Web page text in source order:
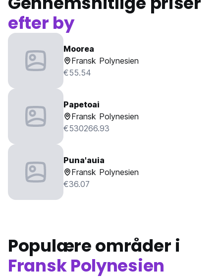
efter by
Moorea
Fransk Polynesien
€55.54
Papetoai
Fransk Polynesien
€530266.93
Puna'auia
Fransk Polynesien
€36.07
Populære områder i
Fransk Polynesien